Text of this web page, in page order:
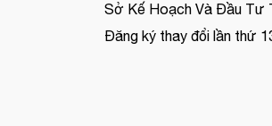
Sở Kế Hoạch Và Đầu Tư
Đăng ký thay đổi lần thứ